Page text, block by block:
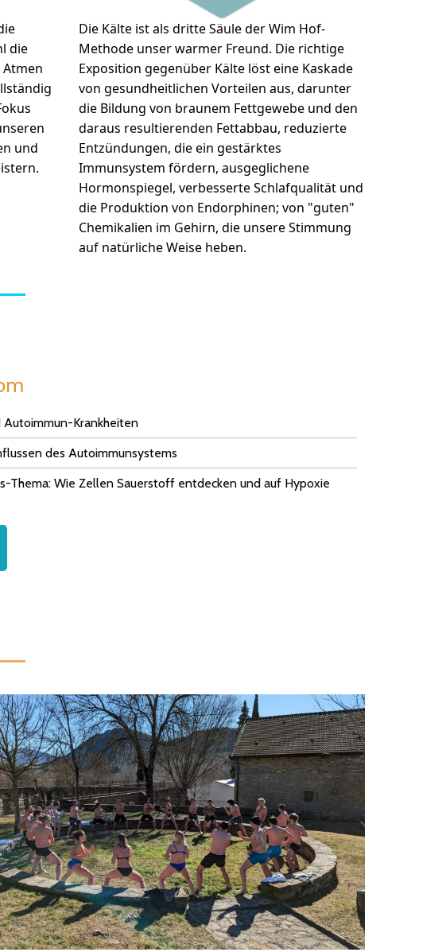
die
und
Die Kälte ist als dritte Säule der Wim Hof-
Methode unser warmer Freund. Die richtige
Exposition gegenüber Kälte löst eine Kaskade
von gesundheitlichen Vorteilen aus, darunter
die Bildung von braunem Fettgewebe und den
daraus resultierenden Fettabbau, reduzierte
Entzündungen, die ein gestärktes
Immunsystem fördern, ausgeglichene
Hormonspiegel, verbesserte Schlafqualität und
die Produktion von Endorphinen; von "guten"
Chemikalien im Gehirn, die unsere Stimmung
auf natürliche Weise heben.
Autoimmun-Krankheiten
des Autoimmunsystems
Thema: Wie Zellen Sauerstoff entdecken und auf Hypoxie
KRAFT-ORTE